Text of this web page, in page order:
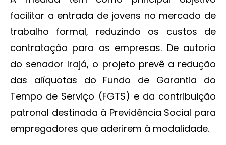
facilitar a entrada de jovens no mercado de
trabalho formal, reduzindo os custos de
contratação para as empresas. De autoria
do senador Irajá, o projeto prevê a redução
das alíquotas do Fundo de Garantia do
Tempo de Serviço (FGTS) e da contribuição
patronal destinada à Previdência Social para
empregadores que aderirem à modalidade.